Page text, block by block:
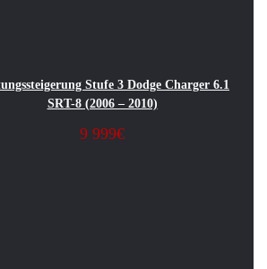
Stufe 3 Dodge Charger 6.1
SRT-8 (2006 – 2010)
9 999€